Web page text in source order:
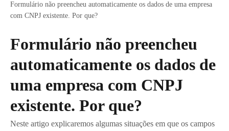
Formulário não preencheu automaticamente os dados de uma empresa
com CNPJ existente. Por que?
Formulário não preencheu
automaticamente os dados de
uma empresa com CNPJ
existente. Por que?
Neste artigo explicaremos algumas situações em que os campos